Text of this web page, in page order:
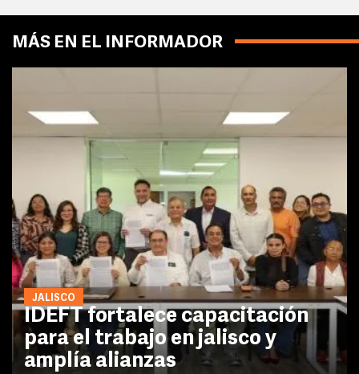
MÁS EN EL INFORMADOR
JALISCO
IDEFT fortalece capacitación
para el trabajo en jalisco y
amplía alianzas